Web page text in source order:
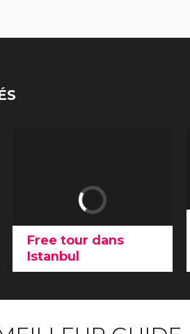
Free tour dans
Istanbul